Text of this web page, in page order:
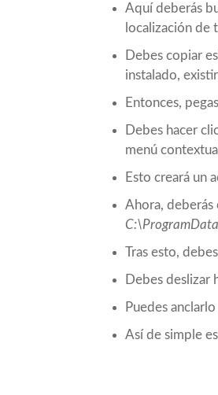
Aquí deberás
localización de
Debes copiar
instalado,
Entonces,
Debes hacer
menú
Esto creará un
Ahora, deberás
Tras esto,
Debes deslizar
Puedes
Así de simple